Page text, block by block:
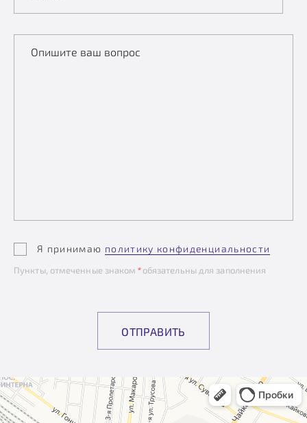
Опишите ваш вопрос
Я принимаю политику конфиденциальности
Пункты, отмеченные знаком *обязательны для заполнения
ОТПРАВИТЬ